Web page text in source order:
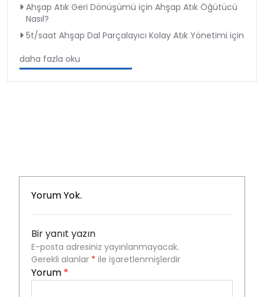
Ahşap Atık Geri Dönüşümü için Ahşap Atık Öğütücü
Nasıl?
5t/saat Ahşap Dal Parçalayıcı Kolay Atık Yönetimi için
daha fazla oku
Yorum Yok.
Bir yanıt yazın
E-posta adresiniz yayınlanmayacak.
Gerekli alanlar * ile işaretlenmişlerdir
Yorum *